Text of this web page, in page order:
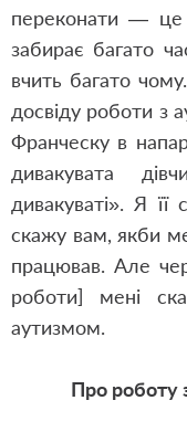
переконати —
забирає багато
вчить багато
досвіду роботи з
Франческу в
дивакувата
дивакуваті». Я
скажу вам, якби
працював. Але
роботи] мені
аутизмом.
Про роботу